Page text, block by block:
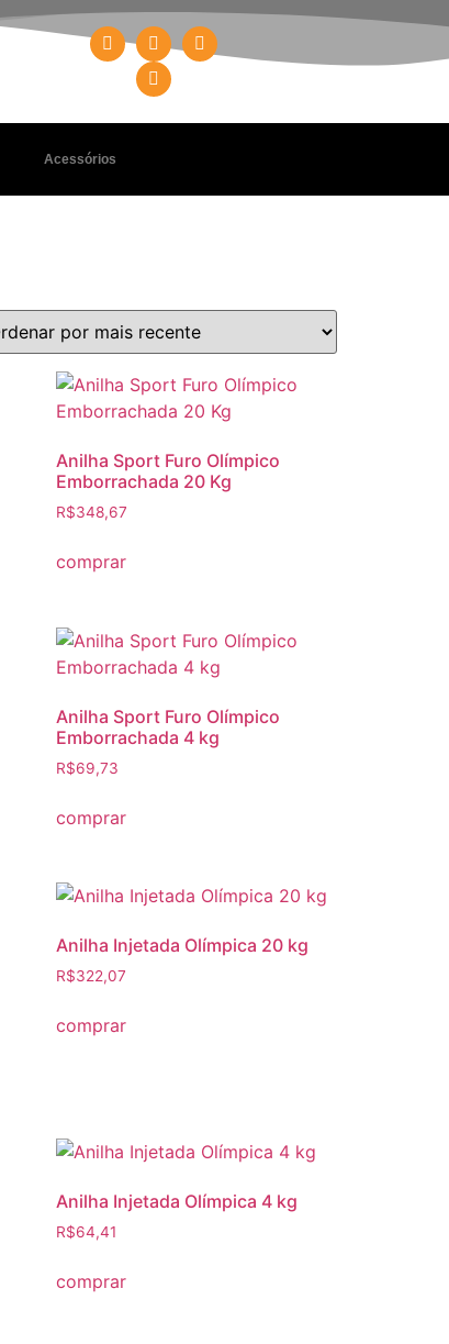
Acessórios
Anilha Sport Furo Olímpico
Emborrachada 20 Kg
R$348,67
comprar
Anilha Sport Furo Olímpico
Emborrachada 4 kg
R$69,73
comprar
Anilha Injetada Olímpica 20 kg
R$322,07
comprar
Anilha Injetada Olímpica 4 kg
R$64,41
comprar